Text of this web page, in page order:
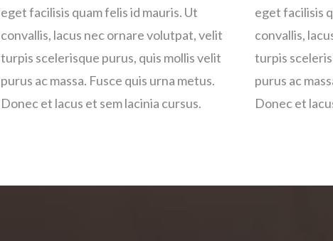
eget facilisis quam felis id mauris. Ut
convallis, lacus nec ornare volutpat, velit
turpis scelerisque purus, quis mollis velit
purus ac massa. Fusce quis urna metus.
Donec et lacus et sem lacinia cursus.
eget facilisis
convallis,
turpis
purus ac
Donec et